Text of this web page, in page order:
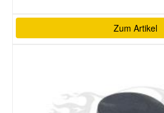
Zum Artikel
Suzuki Ersatzteile